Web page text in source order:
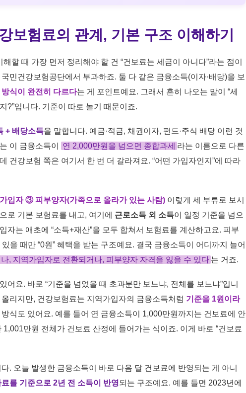
보험료의 관계, 기본 구조 이해하기
할 때 가장 먼저 정리해야 할 건 “건보료는 세금이 아니다”라는 점이
민건강보험공단에서 부과하죠. 둘 다 같은 금융소득(이자·배당)을 보
식이 완전히 다르다는 게 포인트예요. 그래서 흔히 나오는 말이 “세
?”입니다. 기준이 따로 놀기 때문이죠.
+ 배당소득을 말합니다. 예금·적금, 채권이자, 펀드·주식 배당 이런 것
이 금융소득이
연 2,000만원을 넘으면 종합과세 라는 이름으로 다른
건강보험 쪽은 여기서 한 번 더 갈라져요. “어떤 가입자인지”에 따라
입자 ③ 피부양자(가족으로 올라가 있는 사람) 이렇게 세 부류로 보시
로 기본 보험료를 내고, 여기에 근로소득 외 소득이 일정 기준을 넘으
자는 애초에 “소득+재산”을 모두 합쳐서 보험료를 계산하고요. 피부
을 때만 “0원” 혜택을 받는 구조예요. 결국 금융소득이 어디까지 늘어
, 지역가입자로 전환되거나, 피부양자 자격을 잃을 수 있다 는 거죠.
어요. 바로 “기준을 넘었을 때 초과분만 보느냐, 전체를 보느냐”입니
리지만, 건강보험료는 지역가입자의 금융소득처럼 기준을 1원이라
식도 있어요. 예를 들어 연 금융소득이 1,000만원까지는 건보료에 안
만원 전체가 건보료 산정에 들어가는 식이죠. 이게 바로 “건보료
. 오늘 발생한 금융소득이 바로 다음 달 건보료에 반영되는 게 아니
를 기준으로 2년 전 소득이 반영되는 구조예요. 예를 들면 2023년에